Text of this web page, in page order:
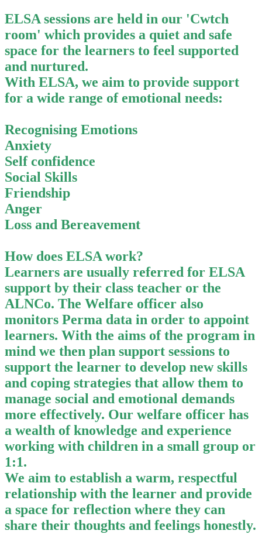
ELSA sessions are held in our 'Cwtch
room' which provides a quiet and safe
space for the learners to feel supported
and nurtured.
With ELSA, we aim to provide support
for a wide range of emotional needs:
Recognising Emotions
Anxiety
Self confidence
Social Skills
Friendship
Anger
Loss and Bereavement
How does ELSA work?
Learners are usually referred for ELSA
support by their class teacher or the
ALNCo. The Welfare officer also
monitors Perma data in order to appoint
learners. With the aims of the program in
mind we then plan support sessions to
support the learner to develop new skills
and coping strategies that allow them to
manage social and emotional demands
more effectively. Our welfare officer has
a wealth of knowledge and experience
working with children in a small group or
1:1.
We aim to establish a warm, respectful
relationship with the learner and provide
a space for reflection where they can
share their thoughts and feelings honestly.